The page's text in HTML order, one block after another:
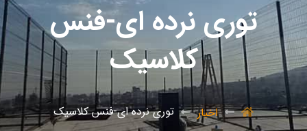
توری نرده ای-فنس
کلاسیک
اخبار توری نرده ای-فنس کلاسیک